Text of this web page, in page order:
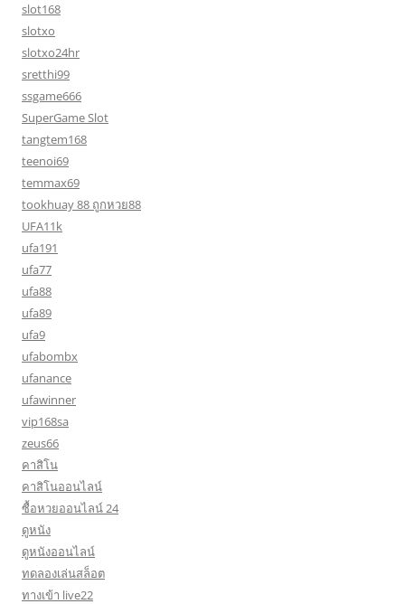
slot168
slotxo
slotxo24hr
sretthi99
ssgame666
SuperGame Slot
tangtem168
teenoi69
temmax69
tookhuay 88 ถูกหวย88
UFA11k
ufa191
ufa77
ufa88
ufa89
ufa9
ufabombx
ufanance
ufawinner
vip168sa
zeus66
คาสิโน
คาสิโนออนไลน์
ซื้อหวยออนไลน์ 24
ดูหนัง
ดูหนังออนไลน์
ทดลองเล่นสล็อต
ทางเข้า live22